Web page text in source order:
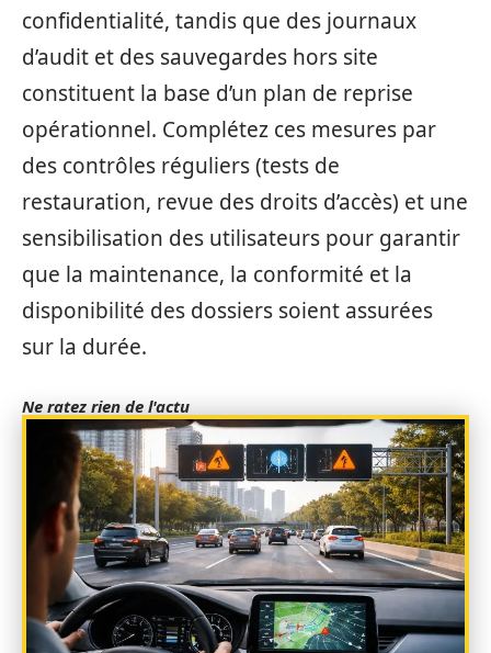
confidentialité, tandis que des journaux
d’audit et des sauvegardes hors site
constituent la base d’un plan de reprise
opérationnel. Complétez ces mesures par
des contrôles réguliers (tests de
restauration, revue des droits d’accès) et une
sensibilisation des utilisateurs pour garantir
que la maintenance, la conformité et la
disponibilité des dossiers soient assurées
sur la durée.
Ne ratez rien de l'actu